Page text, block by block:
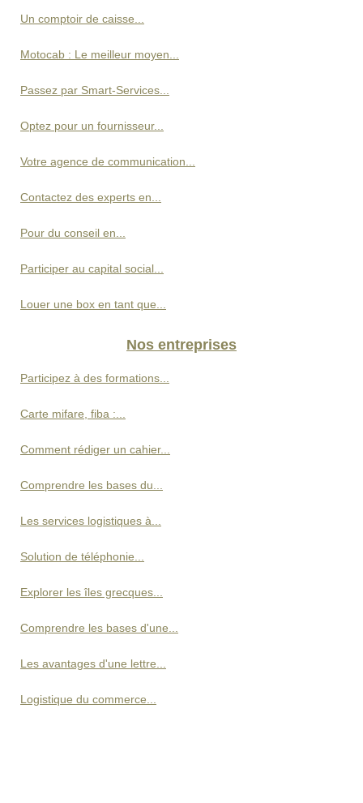
Un comptoir de caisse...
Motocab : Le meilleur moyen...
Passez par Smart-Services...
Optez pour un fournisseur...
Votre agence de communication...
Contactez des experts en...
Pour du conseil en...
Participer au capital social...
Louer une box en tant que...
Nos entreprises
Participez à des formations...
Carte mifare, fiba :...
Comment rédiger un cahier...
Comprendre les bases du...
Les services logistiques à...
Solution de téléphonie...
Explorer les îles grecques...
Comprendre les bases d'une...
Les avantages d'une lettre...
Logistique du commerce...